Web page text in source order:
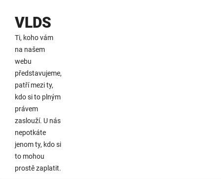
VLDS
Ti, koho vám
na našem
webu
představujeme,
patří mezi ty,
kdo si to plným
právem
zaslouží. U nás
nepotkáte
jenom ty, kdo si
to mohou
prostě zaplatit.